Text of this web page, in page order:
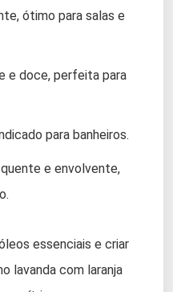
ótimo para salas e
e doce, perfeita para
para banheiros.
e envolvente,
essenciais e criar
lavanda com laranja